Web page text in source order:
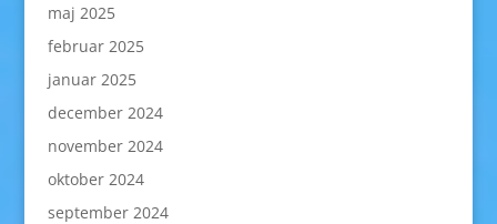
maj 2025
februar 2025
januar 2025
december 2024
november 2024
oktober 2024
september 2024